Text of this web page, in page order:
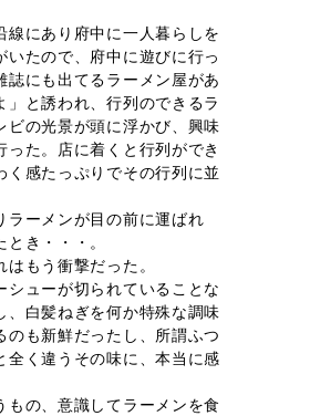
線にあり府中に一人暮らしを
いたので、府中に遊びに行っ
誌にも出てるラーメン屋があ
」と誘われ、行列のできるラ
ビの光景が頭に浮かび、興味
った。店に着くと行列ができ
く感たっぷりでその行列に並
ラーメンが目の前に運ばれ
き・・・。
はもう衝撃だった。
シューが切られていることな
、白髪ねぎを何か特殊な調味
のも新鮮だったし、所謂ふつ
全く違うその味に、本当に感
もの、意識してラーメンを食